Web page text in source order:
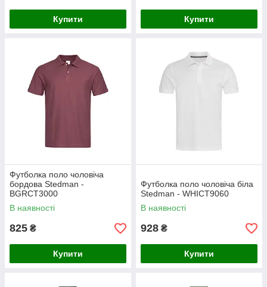
Купити Купити
Футболка поло чоловіча
бордова Stedman -
BGRCT3000
В наявності
825 ₴
Купити
Футболка поло чоловіча біла
Stedman - WHIСТ9060
В наявності
928 ₴
Купити